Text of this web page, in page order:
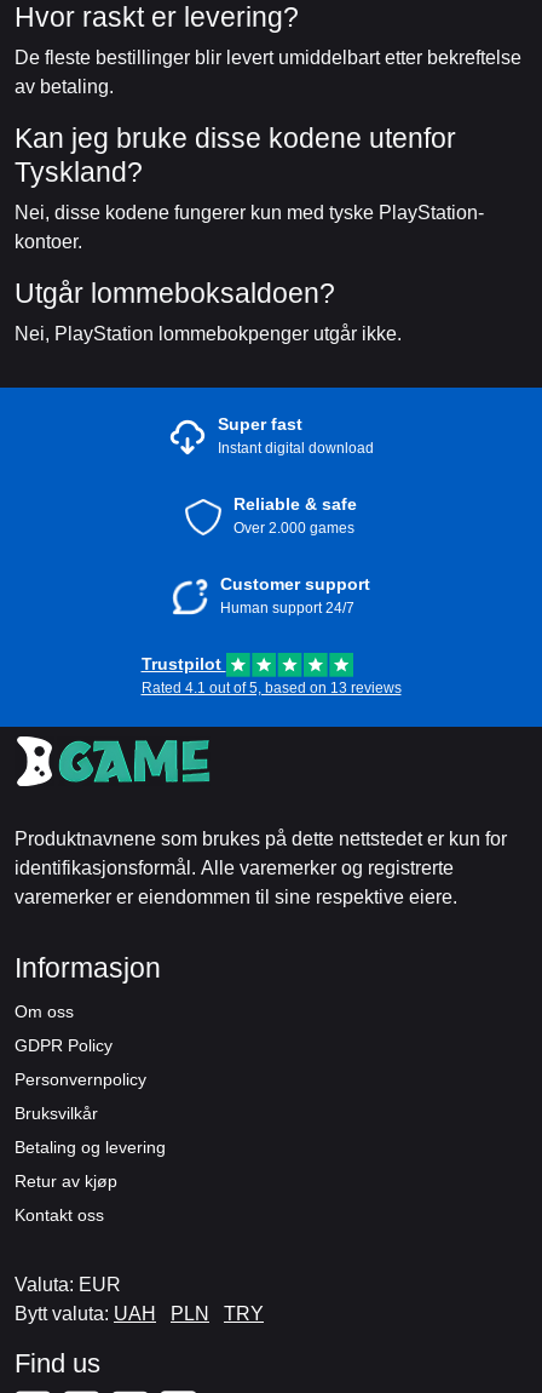
Hvor raskt er levering?
De fleste bestillinger blir levert umiddelbart etter bekreftelse
av betaling.
Kan jeg bruke disse kodene utenfor
Tyskland?
Nei, disse kodene fungerer kun med tyske PlayStation-
kontoer.
Utgår lommeboksaldoen?
Nei, PlayStation lommebokpenger utgår ikke.
Super fast
Instant digital download
Reliable & safe
Over 2.000 games
Customer support
Human support 24/7
Trustpilot
Rated 4.1 out of 5, based on 13 reviews
Produktnavnene som brukes på dette nettstedet er kun for
identifikasjonsformål. Alle varemerker og registrerte
varemerker er eiendommen til sine respektive eiere.
Informasjon
Om oss
GDPR Policy
Personvernpolicy
Bruksvilkår
Betaling og levering
Retur av kjøp
Kontakt oss
Valuta: EUR
Bytt valuta: UAH PLN TRY
Find us